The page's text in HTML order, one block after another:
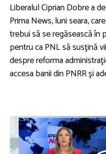
Liberalul Ciprian Dobre a
Prima News, luni seara,
trebui să se regăsească în
pentru ca PNL să susţină
despre reforma
accesa banii din PNRR şi